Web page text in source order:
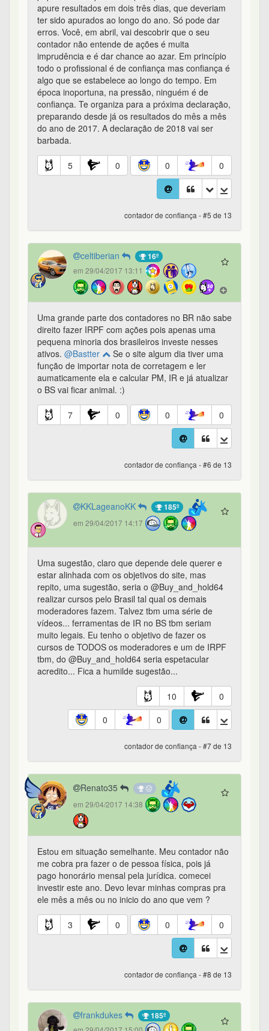
apure resultados em dois três dias, que deveriam
ter sido apurados ao longo do ano. Só pode dar
erros. Você, em abril, vai descobrir que o seu
contador não entende de ações é muita
imprudência e é dar chance ao azar. Em princípio
todo o profissional é de confiança mas confiança é
algo que se estabelece ao longo do tempo. Em
época inoportuna, na pressão, ninguém é de
confiança. Te organiza para a próxima declaração,
preparando desde já os resultados do mês a mês
do ano de 2017. A declaração de 2018 vai ser
barbada.
5 0 0 0
contador de confiança - #5 de 13
celtiberian 16º
em 29/04/2017 13:11
Uma grande parte dos contadores no BR não sabe
direito fazer IRPF com ações pois apenas uma
pequena minoria dos brasileiros investe nesses
ativos. @Bastter
Se o site algum dia tiver uma
função de importar nota de corretagem e ler
aumaticamente ela e calcular PM, IR e já atualizar
o BS vai ficar animal. :)
7 0 0 0
contador de confiança - #6 de 13
KKLageanoKK 185º
em 29/04/2017 14:17
Uma sugestão, claro que depende dele querer e
estar alinhada com os objetivos do site, mas
repito, uma sugestão, seria o @Buy_and_hold64
realizar cursos pelo Brasil tal qual os demais
moderadores fazem. Talvez tbm uma série de
vídeos... ferramentas de IR no BS tbm seriam
muito legais. Eu tenho o objetivo de fazer os
cursos de TODOS os moderadores e um de IRPF
tbm, do @Buy_and_hold64 seria espetacular
acredito... Fica a humilde sugestão...
10
0
0
0
contador de confiança - #7 de 13
Renato35
em 29/04/2017 14:38
Estou em situação semelhante. Meu contador não
me cobra pra fazer o de pessoa física, pois já
pago honorário mensal pela jurídica. comecei
investir este ano. Devo levar minhas compras pra
ele mês a mês ou no inicio do ano que vem ?
3 0 0 0
contador de confiança - #8 de 13
frankdukes 185º